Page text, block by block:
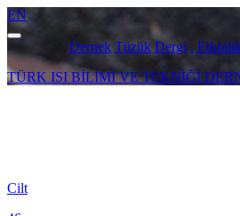
EN
Navigasyonu
değiştir
Dernek Tüzük Dergi .
TÜRK ISI BİLİMİ VE TEKNİĞİ
Cilt